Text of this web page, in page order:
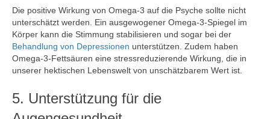
Die positive Wirkung von Omega-3 auf die Psyche sollte nicht
unterschätzt werden. Ein ausgewogener Omega-3-Spiegel im
Körper kann die Stimmung stabilisieren und sogar bei der
Behandlung von Depressionen unterstützen. Zudem haben
Omega-3-Fettsäuren eine stressreduzierende Wirkung, die in
unserer hektischen Lebenswelt von unschätzbarem Wert ist.
5. Unterstützung für die